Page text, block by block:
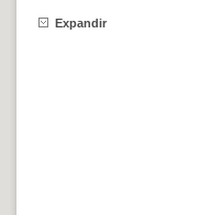
Expandir